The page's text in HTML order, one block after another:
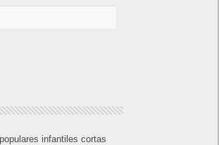
infantiles cortas